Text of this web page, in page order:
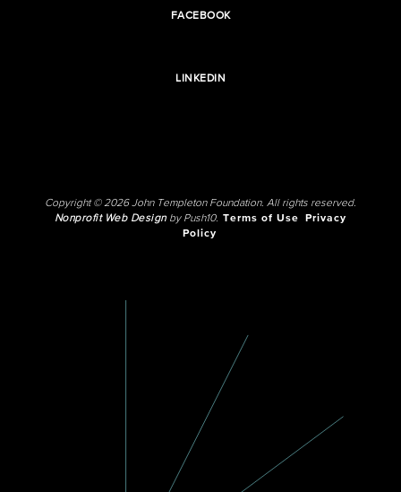
FACEBOOK
LINKEDIN
Copyright © 2026 John Templeton Foundation. All rights reserved.
Nonprofit Web Designby Push10. Terms of Use
Privacy
Policy